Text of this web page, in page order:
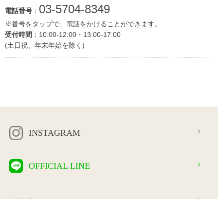
電話番号 ： 03-5704-8349
※番号をタップで、電話をかけることができます。
受付時間 ：10:00-12:00・13:00-17:00
(土日祝、年末年始を除く)
INSTAGRAM
OFFICIAL LINE